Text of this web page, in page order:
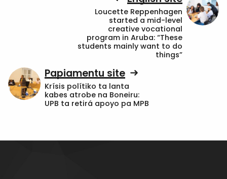
Loucette Reppenhagen
started a mid-level
creative vocational
program in Aruba: “These
students mainly want to do
things”
Papiamentu site
Krísis polítiko ta lanta
kabes atrobe na Boneiru:
UPB ta retirá apoyo pa MPB